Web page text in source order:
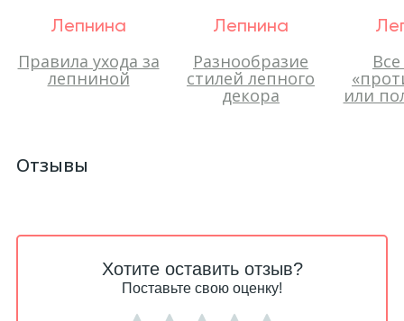
Лепнина
Правила ухода за
лепниной
Лепнина
Разнообразие
стилей лепного
декора или
Отзывы
Хотите оставить отзыв?
Поставьте свою оценку!